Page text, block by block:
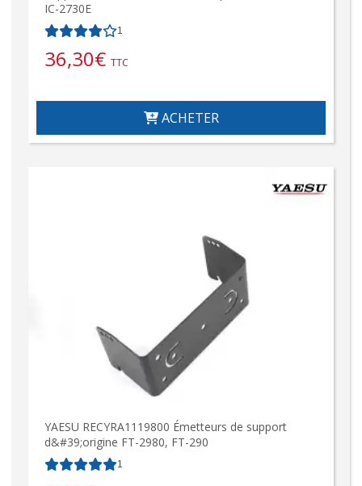
IC-2730E
1
36,30€ TTC
ACHETER
YAESU RECYRA1119800 Émetteurs de support
d&#39;origine FT-2980, FT-290
1